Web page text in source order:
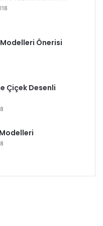
Önerisi
Çiçek Desenli